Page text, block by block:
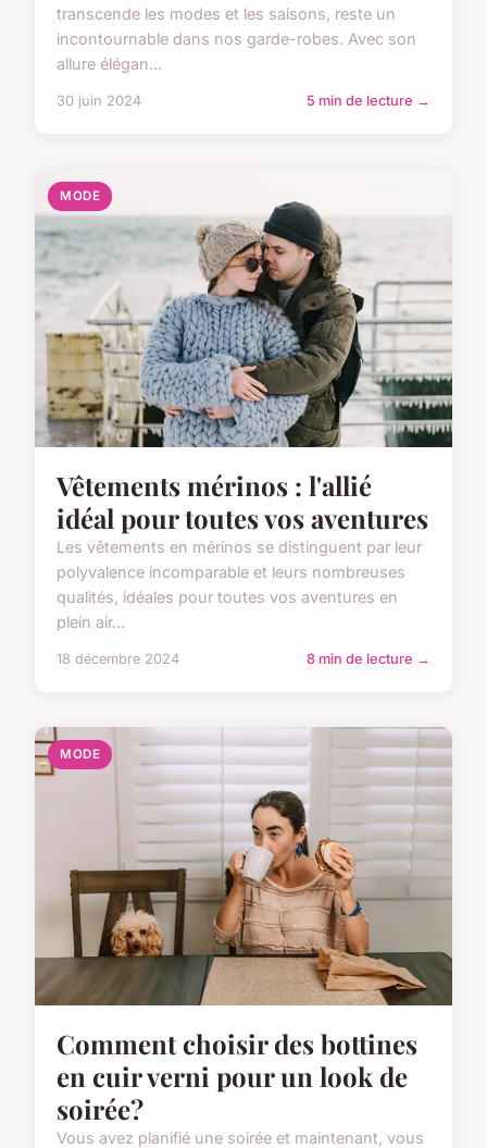
transcende les modes et les saisons, reste un
incontournable dans nos garde-robes. Avec son
allure élégan...
30 juin 2024 5 min de lecture →
MODE
Vêtements mérinos : l'allié
idéal pour toutes vos aventures
Les vêtements en mérinos se distinguent par leur
polyvalence incomparable et leurs nombreuses
qualités, idéales pour toutes vos aventures en
plein air...
18 décembre 2024 8 min de lecture →
MODE
Comment choisir des bottines
en cuir verni pour un look de
soirée?
Vous avez planifié une soirée et maintenant, vous